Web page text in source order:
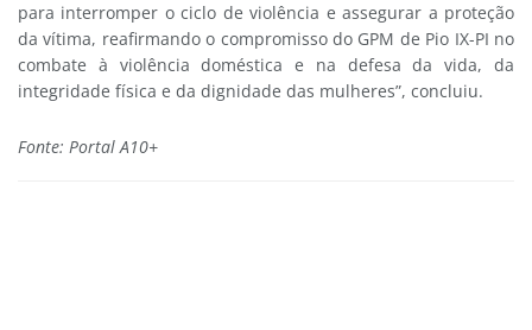
para interromper o ciclo de violência e assegurar a proteção
da vítima, reafirmando o compromisso do GPM de Pio IX-PI no
combate à violência doméstica e na defesa da vida, da
integridade física e da dignidade das mulheres”, concluiu.
Fonte: Portal A10+